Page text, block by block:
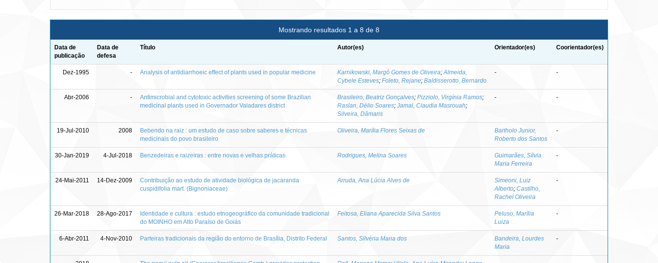
Mostrando resultados 1 a 8 de 8
Data de
publicação
Data de
defesa
Título Autor(es) Orientador(es) Coorientador(es)
Dez-1995 - Analysis of antidiarrhoeic effect of plants used in popular medicine Karnikowski, Margô Gomes de Oliveira; Almeida,
Cybele Esteves; Foleto, Rejane; Baldisserotto, Bernardo
- -
Abr-2006 -
Antimicrobial and cytotoxic activities screening of some Brazilian
medicinal plants used in Governador Valadares district
Brasileiro, Beatriz Gonçalves; Pizziolo, Virgínia Ramos;
Raslan, Délio Soares; Jamal, Claudia Masrouah;
Silveira, Dâmaris
- -
19-Jul-2010 2008
Bebendo na raiz : um estudo de caso sobre saberes e técnicas
medicinais do povo brasileiro
Oliveira, Marília Flores Seixas de
Bartholo Junior,
Roberto dos Santos
-
30-Jan-2019 4-Jul-2018 Benzedeiras e raizeiras : entre novas e velhas práticas Rodrigues, Melina Soares
Guimarães, Sílvia
Maria Ferreira
-
24-Mai-2011 14-Dez-2009
Contribuição ao estudo de atividade biológica de jacaranda
cuspidifolia mart. (Bignoniaceae)
Arruda, Ana Lúcia Alves de
Simeoni, Luiz
Alberto; Castilho,
Rachel Oliveira
-
26-Mar-2018 28-Ago-2017
Identidade e cultura : estudo etnogeográfico da comunidade tradicional
do MOINHO em Alto Paraíso de Goiás
Feitosa, Eliana Aparecida Silva Santos
Peluso, Marília
Luiza
-
6-Abr-2011 4-Nov-2010 Parteiras tradicionais da região do entorno de Brasília, Distrito Federal Santos, Silvéria Maria dos
Bandeira, Lourdes
Maria
-